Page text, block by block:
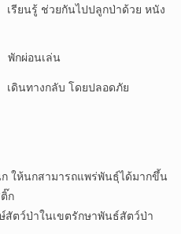
รู้ ช่วยกันไปปลูกป่าด้วย หนัง
ผ่อนเล่น
ทางกลับ โดยปลอดภัย
ให้นกสามารถแพร่พันธุ์ได้มากขึ้น
ก
สัตว์ป่าในเขตรักษาพันธ์สัตว์ป่า